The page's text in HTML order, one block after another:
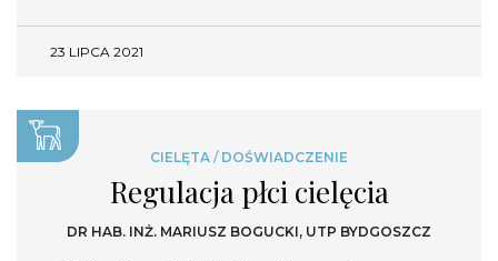
23 LIPCA 2021
CIELĘTA / DOŚWIADCZENIE
Regulacja płci cielęcia
DR HAB. INŻ. MARIUSZ BOGUCKI, UTP BYDGOSZCZ